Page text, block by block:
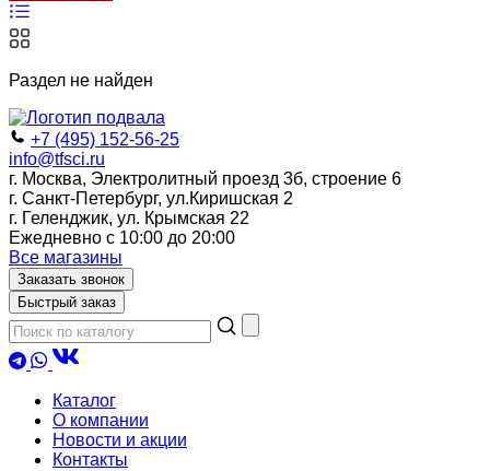
Раздел не найден
+7 (495) 152-56-25
info@tfsci.ru
г. Москва, Электролитный проезд 3б, строение 6
г. Санкт-Петербург, ул.Киришская 2
г. Геленджик, ул. Крымская 22
Ежедневно с 10:00 до 20:00
Все магазины
Заказать звонок
Быстрый заказ
Каталог
О компании
Новости и акции
Контакты